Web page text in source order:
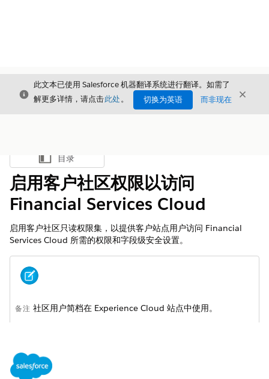
关闭
此文本已使用 Salesforce 机器翻译系统进行翻译。如需了
解更多详情，请点击此处。 切换为英语 而非现在 关闭
显示目录
目录
启用客户社区权限以访问
Financial Services Cloud
启用客户社区只读权限集，以提供客户站点用户访问 Financial
Services Cloud 所需的权限和字段级安全设置。
备注 社区用户简档在 Experience Cloud 站点中使用。
从“设置”中，在快速查找中输入
选择用户名。